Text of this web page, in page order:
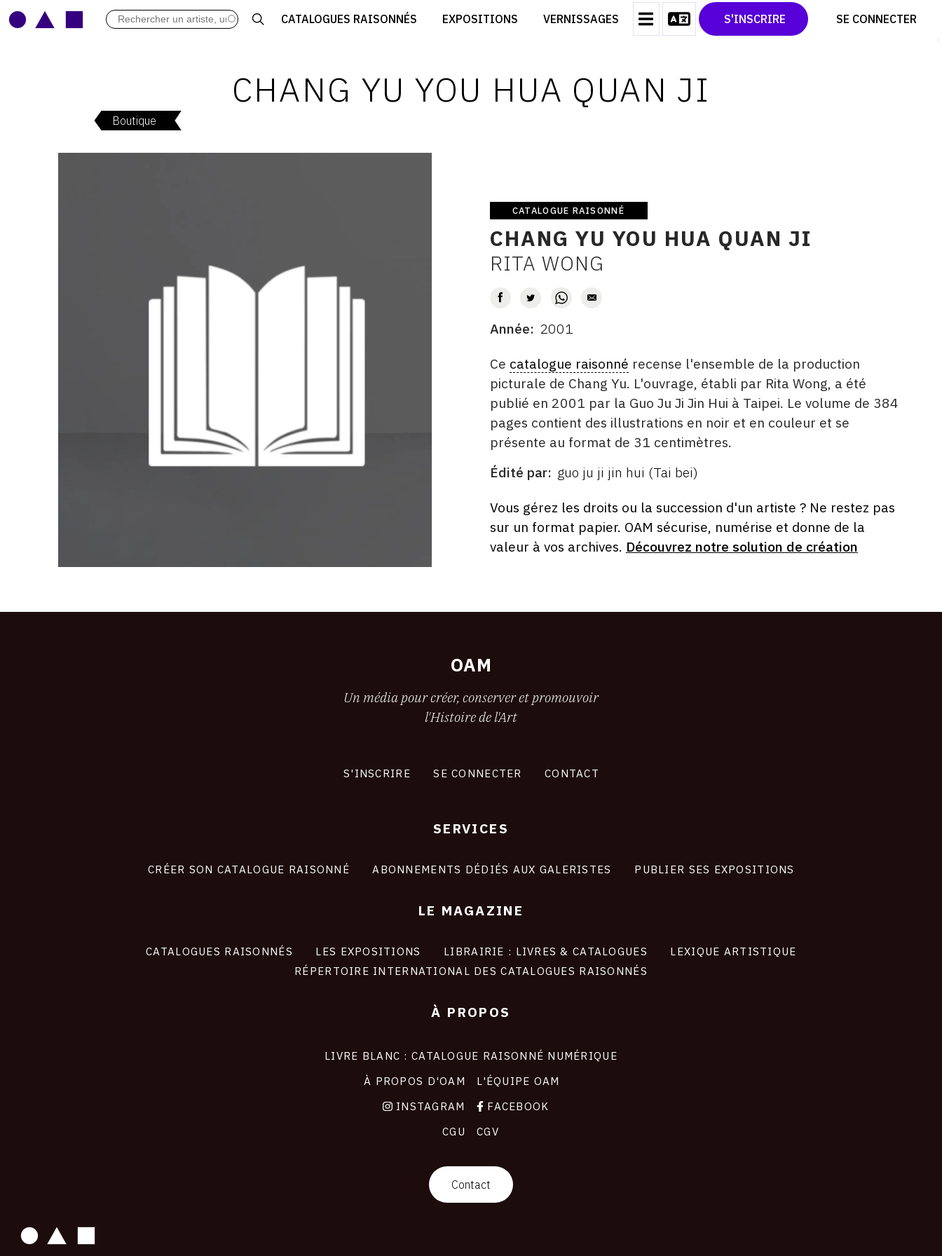
CATALOGUES RAISONNÉS EXPOSITIONS VERNISSAGES S'INSCRIRE SE CONNECTER
ARCHIVES DES EXPOSITIONS
LEXIQUE ARTISTIQUE
CRÉER SON CATALOGUE D'EXPO
CONTACT
CGU
TWITTER
PINTEREST
CHANG YU YOU HUA QUAN JI
Boutique
Catalogue
raisonné
CATALOGUE RAISONNÉ
CHANG YU YOU HUA QUAN JI
AUTEUR
RITA WONG
DATE
Année 2001
DESCRITPTION
Ce catalogue raisonné recense l'ensemble de la production
picturale de Chang Yu. L'ouvrage, établi par Rita Wong, a été
publié en 2001 par la Guo Ju Ji Jin Hui à Taipei. Le volume de 384
pages contient des illustrations en noir et en couleur et se
présente au format de 31 centimètres.
ÉDITÉ
Édité par guo ju ji jin hui (Tai bei)
FORMAT
ÉTAT
Vous gérez les droits ou la succession d'un artiste ? Ne restez pas
sur un format papier. OAM sécurise, numérise et donne de la
valeur à vos archives. Découvrez notre solution de création
OAM
Un média pour créer, conserver et promouvoir
l'Histoire de l'Art
S'INSCRIRE SE CONNECTER CONTACT
SERVICES
CRÉER SON CATALOGUE RAISONNÉ ABONNEMENTS DÉDIÉS AUX GALERISTES PUBLIER SES EXPOSITIONS
LE MAGAZINE
CATALOGUES RAISONNÉS LES EXPOSITIONS LIBRAIRIE : LIVRES & CATALOGUES
LEXIQUE ARTISTIQUE
RÉPERTOIRE INTERNATIONAL DES CATALOGUES RAISONNÉS
À PROPOS
LIVRE BLANC : CATALOGUE RAISONNÉ NUMÉRIQUE
À PROPOS D'OAM
L'ÉQUIPE OAM
INSTAGRAM
FACEBOOK
CGU
CGV
Contact